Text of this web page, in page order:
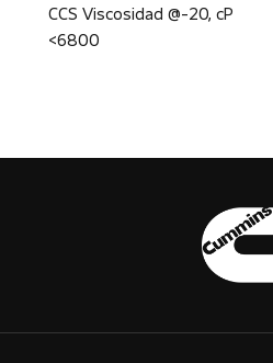
CCS Viscosidad @-20, cP
<6800